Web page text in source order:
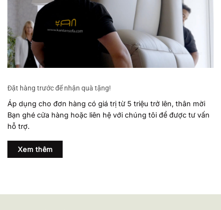
Đặt hàng trước để nhận quà tặng!
Áp dụng cho đơn hàng có giá trị từ 5 triệu trở lên, thân mời
Bạn ghé cửa hàng hoặc liên hệ với chúng tôi để được tư vấn
hỗ trợ.
Xem thêm